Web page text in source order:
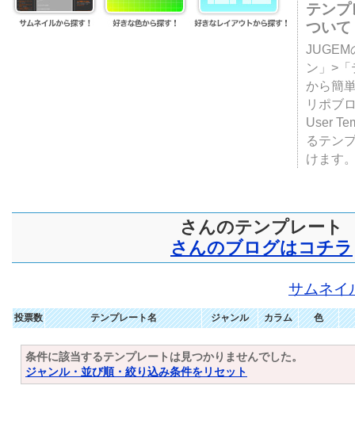
テン
ついて
JUGEM
ン」>
から簡
リポブ
User
るテン
けます
さんのテンプレート
さんのブログはコチラ
サムネイ
投票数 テンプレート名 ジャンル カラム 色
条件に該当するテンプレートは見つかりませんでした。
ジャンル・並び順・絞り込み条件をリセット